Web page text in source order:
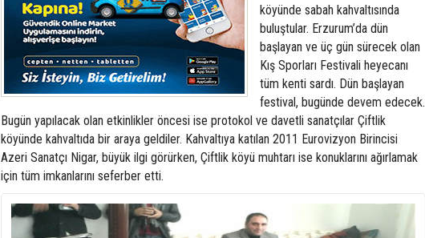
köyünde sabah kahvaltısında
buluştular. Erzurum’da dün
başlayan ve üç gün sürecek olan
Kış Sporları Festivali heyecanı
tüm kenti sardı. Dün başlayan
festival, bugünde devem edecek.
Bugün yapılacak olan etkinlikler öncesi ise protokol ve davetli sanatçılar Çiftlik
köyünde kahvaltıda bir araya geldiler. Kahvaltıya katılan 2011 Eurovizyon Birincisi
Azeri Sanatçı Nigar, büyük ilgi görürken, Çiftlik köyü muhtarı ise konuklarını ağırlamak
için tüm imkanlarını seferber etti.